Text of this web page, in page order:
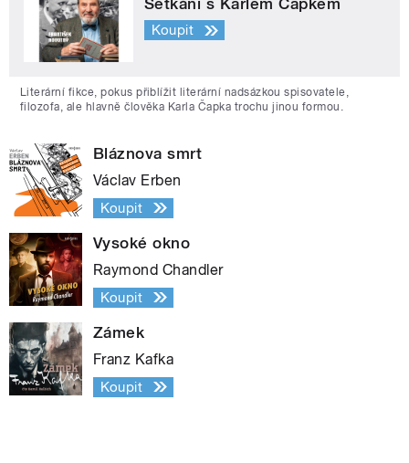
Koupit
Literární fikce, pokus přiblížit literární nadsázkou spisovatele,
filozofa, ale hlavně člověka Karla Čapka trochu jinou formou.
Bláznova smrt
Václav Erben
Koupit
Vysoké okno
Raymond Chandler
Koupit
Zámek
Franz Kafka
Koupit